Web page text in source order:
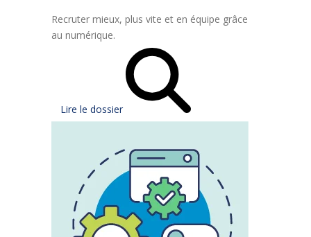
Recruter mieux, plus vite et en équipe grâce
au numérique.
Lire le dossier